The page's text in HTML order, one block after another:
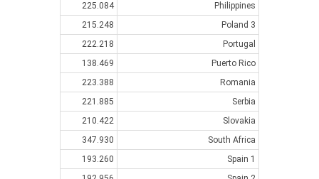
Philippines
225.084
Poland 3
215.248
Portugal
222.218
Puerto Rico
138.469
Romania
223.388
Serbia
221.885
Slovakia
210.422
South Africa
347.930
Spain 1
193.260